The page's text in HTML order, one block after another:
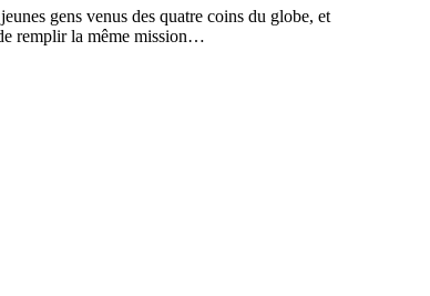
gens venus des quatre coins du globe, et
remplir la même mission…